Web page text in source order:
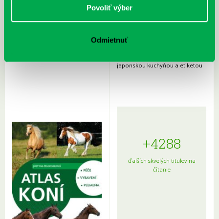
Povoliť výber
Odmietnuť
japonskou kuchyňou a etiketou
+4288
ďalších skvelých titulov na
čítanie